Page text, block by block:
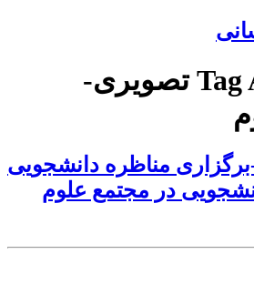
Tag Archives for تصویری-
مناظره دانشجویی
در مجتمع علوم